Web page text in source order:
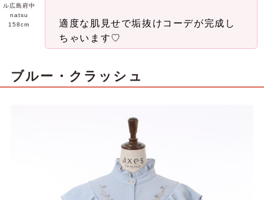
ル広島府中
natsu
158cm
適度な肌見せで垢抜けコーデが完成し
ちゃいます♡
ブルー・クラッシュ